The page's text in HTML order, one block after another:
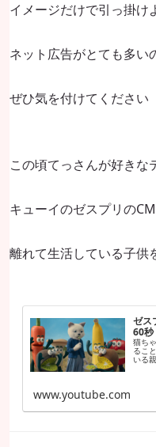
イメージだけで引っ掛け
ネット広告がとても多い
ぜひ気を付けてください
この頃てっさんが好きな
キューイのゼスプリの
離れて生活している子供
ゼス
60秒
猫ち
るこ
いる
www.youtube.com